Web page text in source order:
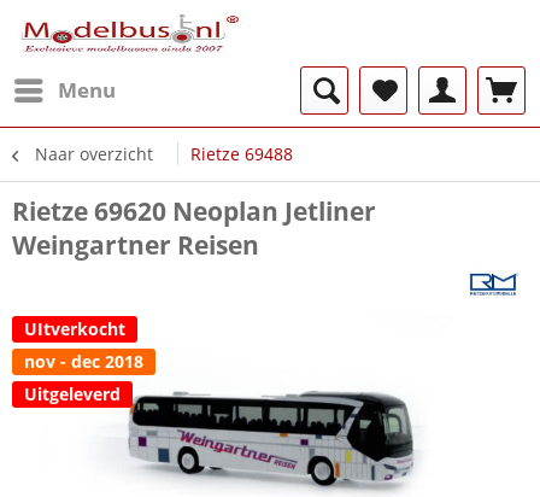
Menu
Naar overzicht Rietze 69488
Rietze 69620 Neoplan Jetliner
Weingartner Reisen
UItverkocht
nov - dec 2018
Uitgeleverd